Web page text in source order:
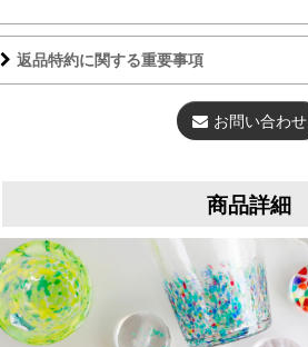
返品特約に関する重要事項
お問い合わせ
商品詳細